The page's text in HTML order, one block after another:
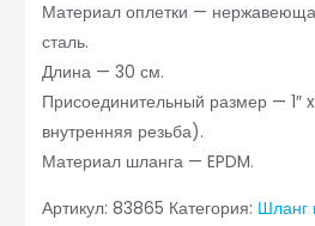
Материал оплетки —
сталь.
Длина — 30 см.
Присоединительный размер — 1″
внутренняя резьба).
Материал шланга — EPDM.
Артикул: 83865 Категория: Шланг